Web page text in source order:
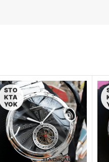
STO
KTA
YOK